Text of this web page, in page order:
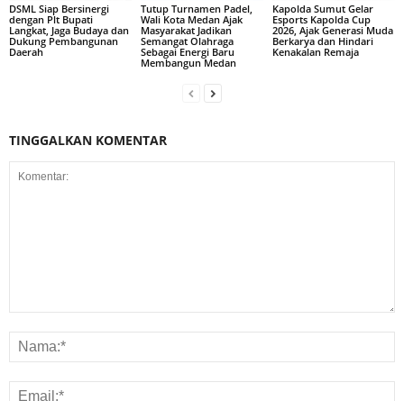
DSML Siap Bersinergi
dengan Plt Bupati
Langkat, Jaga Budaya dan
Dukung Pembangunan
Daerah
Tutup Turnamen Padel,
Wali Kota Medan Ajak
Masyarakat Jadikan
Semangat Olahraga
Sebagai Energi Baru
Membangun Medan
Kapolda Sumut Gelar
Esports Kapolda Cup
2026, Ajak Generasi Muda
Berkarya dan Hindari
Kenakalan Remaja
TINGGALKAN KOMENTAR